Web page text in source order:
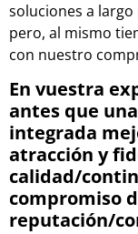
soluciones a
pero, al mismo
con nuestro
En vuestra
antes que
integrada
atracción y
calidad/
compromiso
reputación/